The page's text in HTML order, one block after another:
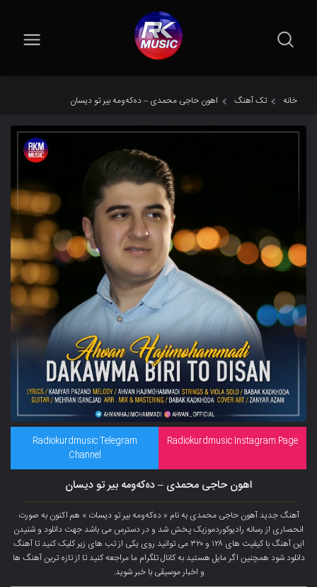
خانه تک آهنگ اهون حاجی محمدی – دەکەومە بیر تو دیسان
Radiokurdmusic Instagram Page
Radiokurdmusic Telegram
Channel
اهون حاجی محمدی – دەکەومە بیر تو دیسان
آهنگ جدید آهون حاجی محمدی به نام « دەکەومە بیر تو دیسات » هم اکنون به صورت
انحصاری از رسانه رادیوکوردموزیک پخش شد و در دسترس می باشد جهت دانلود و شنیدن
این آهنگ با کیفیت های ۱۲۸ و ۳۲۰ می توانید روی یکی از تب های زیر کلیک کنید تا آهنگ
دانلود شود همچنین اگر مایل هستید به کانال تلگرام ما مراجعه کنید تا از تازه ترین آهنگ ها
و اخبار موسیقی با خبر شوید.